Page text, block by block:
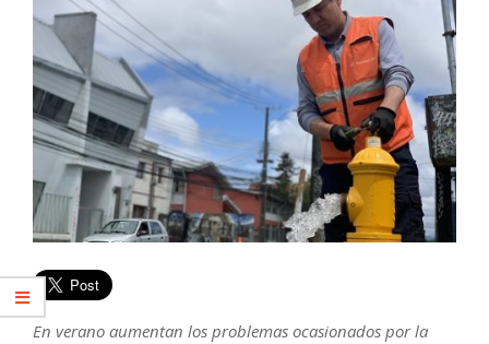
En verano aumentan los problemas ocasionados por la